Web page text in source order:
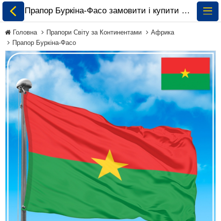
Всі Прапори
Прапори України
Прапори Світу за
Континентами
Замовлення
Прапори Міжнародних
Прапор Буркіна-Фасо замовити і купити 🏁 ePrapor.com.ua
Головна Прапори Світу за Континентами
Африка
Прапор Буркіна-Фасо